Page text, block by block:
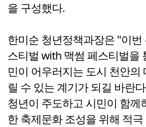
을 구성했다.
한미순 청년정책과장은 "이번
스티벌 with 맥썸 페스티벌을
민이 어우러지는 도시 천안의
릴 수 있는 계기가 되길 바란
청년이 주도하고 시민이 함께
한 축제문화 조성을 위해 적